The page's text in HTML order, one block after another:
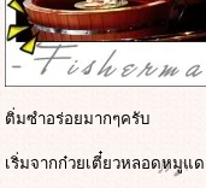
ติ่มซำอร่อยมากๆครับ
เริ่มจากก๋วยเตี๋ยวหลอดหมูแ